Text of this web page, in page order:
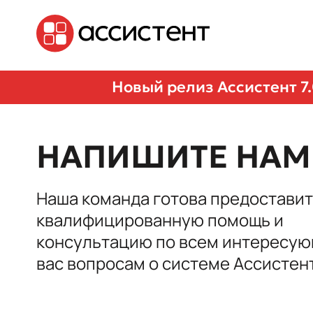
Новый релиз Ассистент
НАПИШИТЕ НАМ
Наша команда готова
квалифицированную помощь и
консультацию по всем
вас вопросам о системе